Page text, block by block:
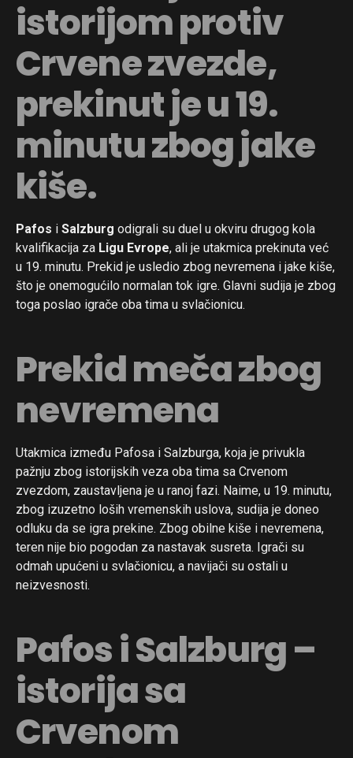
istorijom protiv
Crvene zvezde,
prekinut je u 19.
minutu zbog jake
kiše.
Pafos i Salzburg odigrali su duel u okviru drugog kola
kvalifikacija za Ligu Evrope, ali je utakmica prekinuta već
u 19. minutu. Prekid je usledio zbog nevremena i jake kiše,
što je onemogućilo normalan tok igre. Glavni sudija je zbog
toga poslao igrače oba tima u svlačionicu.
Prekid meča zbog
nevremena
Utakmica između Pafosa i Salzburga, koja je privukla
pažnju zbog istorijskih veza oba tima sa Crvenom
zvezdom, zaustavljena je u ranoj fazi. Naime, u 19. minutu,
zbog izuzetno loših vremenskih uslova, sudija je doneo
odluku da se igra prekine. Zbog obilne kiše i nevremena,
teren nije bio pogodan za nastavak susreta. Igrači su
odmah upućeni u svlačionicu, a navijači su ostali u
neizvesnosti.
Pafos i Salzburg –
istorija sa
Crvenom